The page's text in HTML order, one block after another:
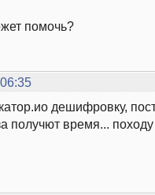
помочь?
дешифровку,
получют время...